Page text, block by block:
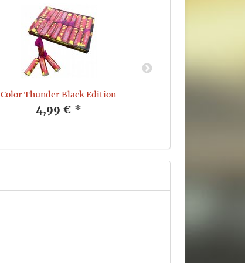
Color Thunder Black Edition
4,99 € *